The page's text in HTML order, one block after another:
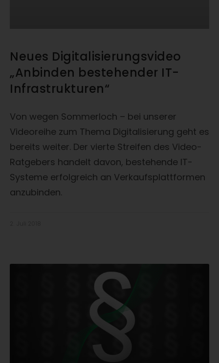
Neues Digitalisierungsvideo
„Anbinden bestehender IT-
Infrastrukturen“
Von wegen Sommerloch – bei unserer
Videoreihe zum Thema Digitalisierung geht es
bereits weiter. Der vierte Streifen des Video-
Ratgebers handelt davon, bestehende IT-
Systeme erfolgreich an Verkaufsplattformen
anzubinden.